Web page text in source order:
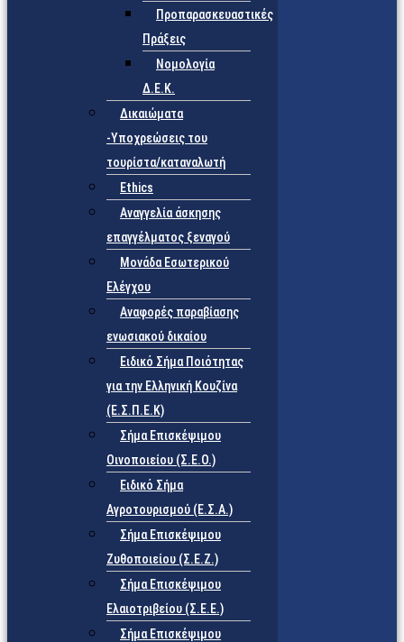
Προπαρασκευαστικές
Πράξεις
Νομολογία
Δ.Ε.Κ.
Δικαιώματα
-Υποχρεώσεις του
τουρίστα/καταναλωτή
Ethics
Αναγγελία άσκησης
επαγγέλματος ξεναγού
Μονάδα Εσωτερικού
Ελέγχου
Αναφορές παραβίασης
ενωσιακού δικαίου
Ειδικό Σήμα Ποιότητας
για την Ελληνική Κουζίνα
(Ε.Σ.Π.Ε.Κ)
Σήμα Επισκέψιμου
Οινοποιείου (Σ.Ε.Ο.)
Ειδικό Σήμα
Αγροτουρισμού (Ε.Σ.Α.)
Σήμα Επισκέψιμου
Ζυθοποιείου (Σ.Ε.Ζ.)
Σήμα Επισκέψιμου
Ελαιοτριβείου (Σ.Ε.Ε.)
Σήμα Επισκέψιμου